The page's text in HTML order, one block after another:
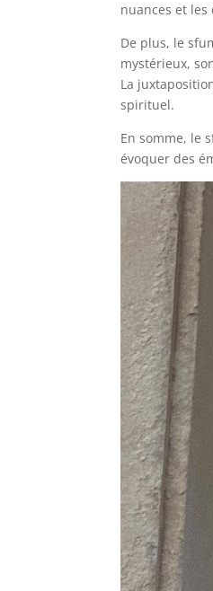
nuances et
De plus, le
mystérieux,
La
spirituel.
En somme, le
évoquer des